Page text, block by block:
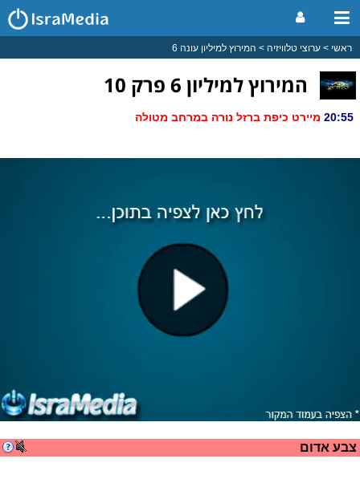
ראשי ערוצי טלוויזיה המירוץ למיליון עונה 6
המירוץ למיליון 6 פרק 10
צבע אדום